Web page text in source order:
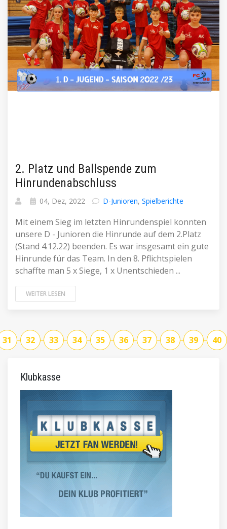
2. Platz und Ballspende zum
Hinrundenabschluss
04, Dez, 2022 D-Junioren, Spielberichte
Mit einem Sieg im letzten Hinrundenspiel konnten
unsere D - Junioren die Hinrunde auf dem 2.Platz
(Stand 4.12.22) beenden. Es war insgesamt ein gute
Hinrunde für das Team. In den 8. Pflichtspielen
schaffte man 5 x Siege, 1 x Unentschieden ...
WEITER LESEN
31 32 33 34 35 36 37 38 39 40
Klubkasse